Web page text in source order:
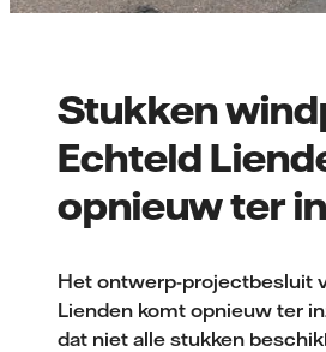
Stukken
Echteld
opnieuw ter
Het ontwerp-projectbesluit
Lienden komt opnieuw ter
dat niet alle stukken